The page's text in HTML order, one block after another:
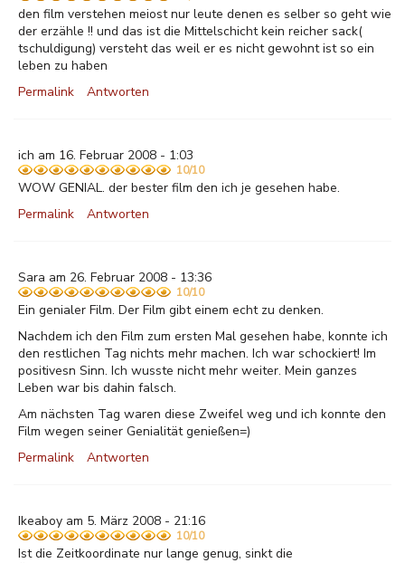
den film verstehen meiost nur leute denen es selber so geht wie
der erzähle !! und das ist die Mittelschicht kein reicher sack(
tschuldigung) versteht das weil er es nicht gewohnt ist so ein
leben zu haben
Permalink
Antworten
ich am 16. Februar 2008 - 1:03
10/10
WOW GENIAL. der bester film den ich je gesehen habe.
Permalink
Antworten
Sara am 26. Februar 2008 - 13:36
10/10
Ein genialer Film. Der Film gibt einem echt zu denken.
Nachdem ich den Film zum ersten Mal gesehen habe, konnte ich
den restlichen Tag nichts mehr machen. Ich war schockiert! Im
positivesn Sinn. Ich wusste nicht mehr weiter. Mein ganzes
Leben war bis dahin falsch.
Am nächsten Tag waren diese Zweifel weg und ich konnte den
Film wegen seiner Genialität genießen=)
Permalink
Antworten
Ikeaboy am 5. März 2008 - 21:16
10/10
Ist die Zeitkoordinate nur lange genug, sinkt die